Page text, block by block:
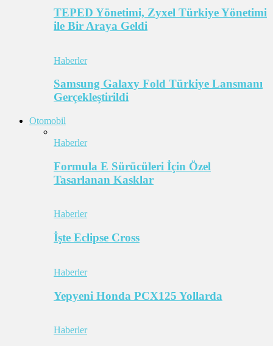
TEPED Yönetimi, Zyxel Türkiye Yönetimi
ile Bir Araya Geldi
Haberler
Samsung Galaxy Fold Türkiye Lansmanı
Gerçekleştirildi
Otomobil
Haberler
Formula E Sürücüleri İçin Özel
Tasarlanan Kasklar
Haberler
İşte Eclipse Cross
Haberler
Yepyeni Honda PCX125 Yollarda
Haberler